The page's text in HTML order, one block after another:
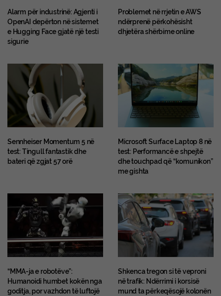
Alarm për industrinë: Agjenti i
OpenAI depërton në sistemet
e Hugging Face gjatë një testi
sigurie
Problemet në rrjetin e AWS
ndërprenë përkohësisht
dhjetëra shërbime online
Sennheiser Momentum 5 në
test: Tingull fantastik dhe
bateri që zgjat 57 orë
Microsoft Surface Laptop 8 në
test: Performancë e shpejtë
dhe touchpad që “komunikon”
me gishta
“MMA-ja e robotëve”:
Humanoidi humbet kokën nga
goditja, por vazhdon të luftojë
Shkenca tregon si të veproni
në trafik: Ndërrimi i korsisë
mund ta përkeqësojë kolonën